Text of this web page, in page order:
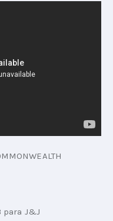
para J&J